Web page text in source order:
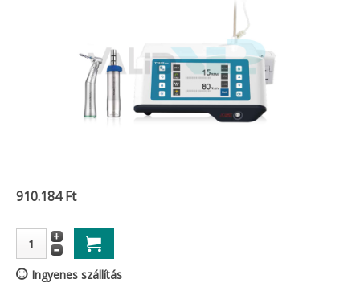
910.184 Ft
Ingyenes szállítás